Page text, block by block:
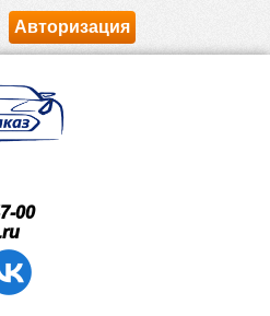
Авторизация
00